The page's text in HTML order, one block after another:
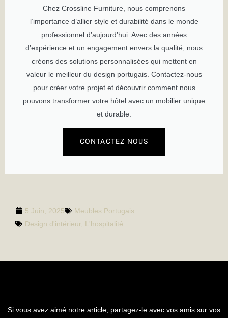
Chez Crossline Furniture, nous comprenons
l’importance d’allier style et durabilité dans le monde
professionnel d’aujourd’hui. Avec des années
d’expérience et un engagement envers la qualité, nous
créons des solutions personnalisées qui mettent en
valeur le meilleur du design portugais. Contactez-nous
pour créer votre projet et découvrir comment nous
pouvons transformer votre hôtel avec un mobilier unique
et durable.
CONTACTEZ NOUS
5 Juin, 2025
Meubles Portugais
Design d'intérieur L'hospitalité
Si vous avez aimé notre article, partagez-le avec vos amis sur vos